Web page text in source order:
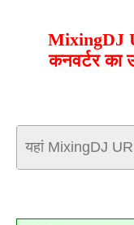
MixingDJ
कनवर्टर का